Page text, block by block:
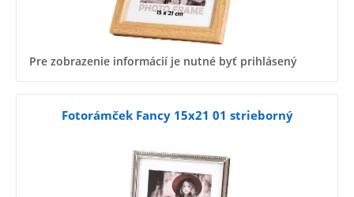
Pre zobrazenie informácií je nutné byť prihlásený
Fotorámček Fancy 15x21 01 strieborný